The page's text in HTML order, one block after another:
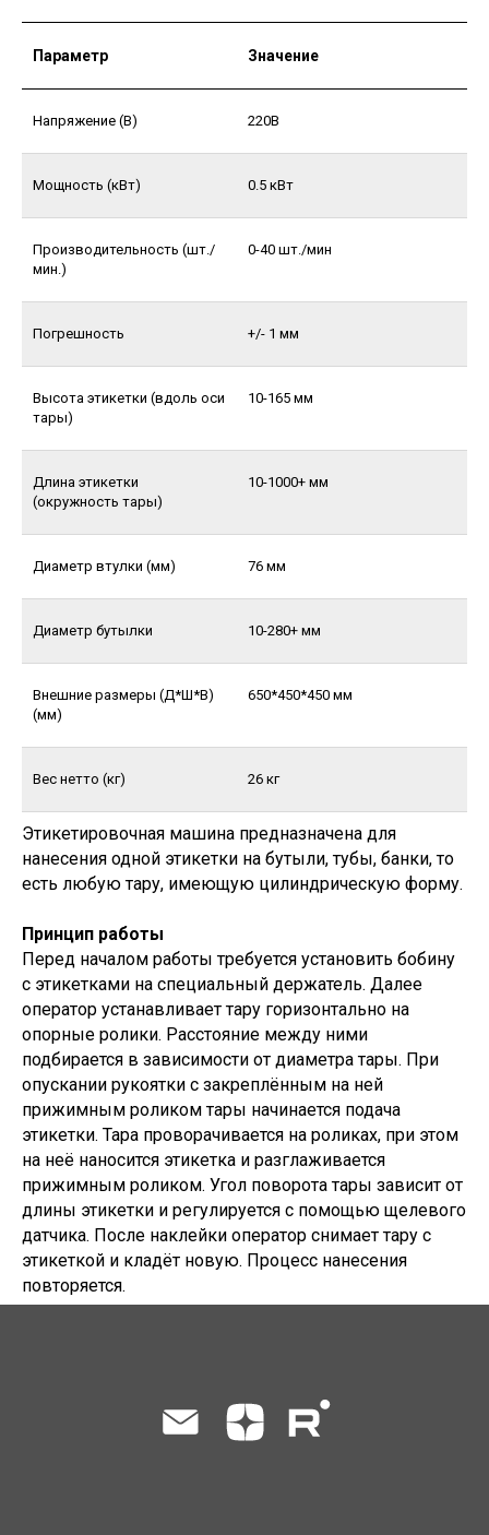
Параметр Значение
Напряжение (В) 220В
Мощность (кВт) 0.5 кВт
Производительность (шт./
мин.)
0-40 шт./мин
Погрешность +/- 1 мм
Высота этикетки (вдоль оси
тары)
10-165 мм
Длина этикетки
(окружность тары)
10-1000+ мм
Диаметр втулки (мм) 76 мм
Диаметр бутылки 10-280+ мм
Внешние размеры (Д*Ш*В)
(мм)
650*450*450 мм
Вес нетто (кг) 26 кг
Этикетировочная машина предназначена для
нанесения одной этикетки на бутыли, тубы, банки, то
есть любую тару, имеющую цилиндрическую форму.
Принцип работы
Перед началом работы требуется установить бобину
с этикетками на специальный держатель. Далее
оператор устанавливает тару горизонтально на
опорные ролики. Расстояние между ними
подбирается в зависимости от диаметра тары. При
опускании рукоятки с закреплённым на ней
прижимным роликом тары начинается подача
этикетки. Тара проворачивается на роликах, при этом
на неё наносится этикетка и разглаживается
прижимным роликом. Угол поворота тары зависит от
длины этикетки и регулируется с помощью щелевого
датчика. После наклейки оператор снимает тару с
этикеткой и кладёт новую. Процесс нанесения
повторяется.